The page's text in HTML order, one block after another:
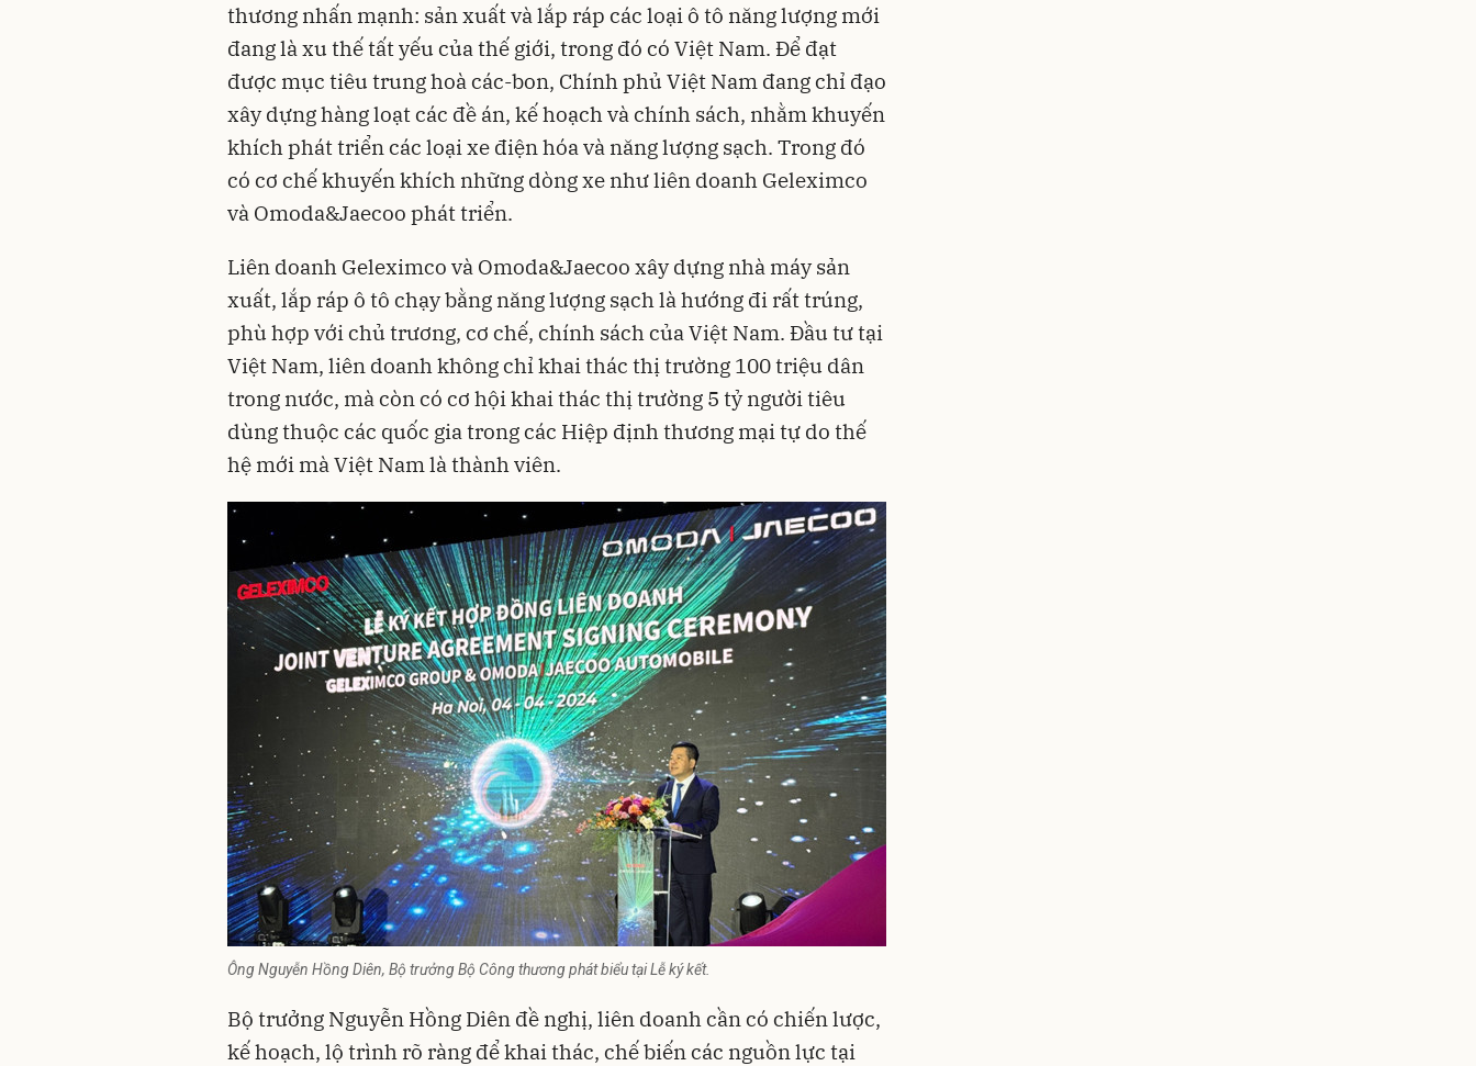
thương nhấn mạnh: sản xuất và lắp ráp các loại ô tô năng lượng mới
đang là xu thế tất yếu của thế giới, trong đó có Việt Nam. Để đạt
được mục tiêu trung hoà các-bon, Chính phủ Việt Nam đang chỉ đạo
xây dựng hàng loạt các đề án, kế hoạch và chính sách, nhằm khuyến
khích phát triển các loại xe điện hóa và năng lượng sạch. Trong đó
có cơ chế khuyến khích những dòng xe như liên doanh Geleximco
và Omoda&Jaecoo phát triển.
Liên doanh Geleximco và Omoda&Jaecoo xây dựng nhà máy sản
xuất, lắp ráp ô tô chạy bằng năng lượng sạch là hướng đi rất trúng,
phù hợp với chủ trương, cơ chế, chính sách của Việt Nam. Đầu tư tại
Việt Nam, liên doanh không chỉ khai thác thị trường 100 triệu dân
trong nước, mà còn có cơ hội khai thác thị trường 5 tỷ người tiêu
dùng thuộc các quốc gia trong các Hiệp định thương mại tự do thế
hệ mới mà Việt Nam là thành viên.
Ông Nguyễn Hồng Diên, Bộ trưởng Bộ Công thương phát biểu tại Lễ ký kết.
Bộ trưởng Nguyễn Hồng Diên đề nghị, liên doanh cần có chiến lược,
kế hoạch, lộ trình rõ ràng để khai thác, chế biến các nguồn lực tại